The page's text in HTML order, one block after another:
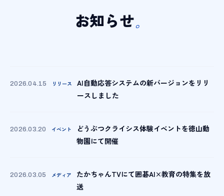
お知らせ。
2026.04.15 リリース
AI自動応答システムの新バージョンをリリ
ースしました
2026.03.20 イベント
どうぶつクライシス体験イベントを徳山動
物園にて開催
2026.03.05 メディア
たかちゃんTVにて囲碁AI×教育の特集を放
送